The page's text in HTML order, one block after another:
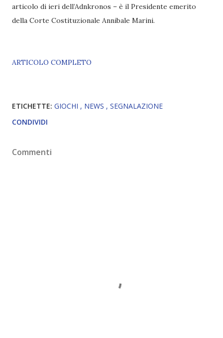
articolo di ieri dell’Adnkronos – è il Presidente emerito
della Corte Costituzionale Annibale Marini.
ARTICOLO COMPLETO
ETICHETTE: GIOCHI NEWS
SEGNALAZIONE
CONDIVIDI
Commenti